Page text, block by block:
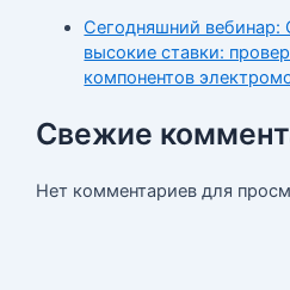
Сегодняшний
высокие ставки:
компонентов
Свежие
Нет комментариев для